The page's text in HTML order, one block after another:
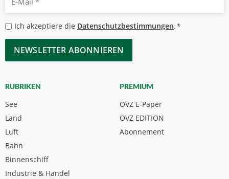
Mail
*
Datenschutzbestimmungen
*
Ich akzeptiere die Datenschutzbestimmungen.*
CAPTCHA
RUBRIKEN
See
Land
Luft
Bahn
Binnenschiff
Industrie & Handel
PREMIUM
ÖVZ E-Paper
Abonnement
ÖVZ EDITION